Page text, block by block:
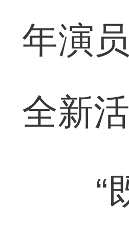
年演
全新活
“既